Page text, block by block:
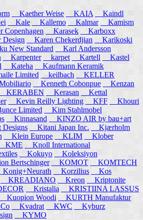
Kaether Weise KAIA
Kaindl
Kale Kallemo Kalmar
Kamism
Karasek
Karboxx
Karen Chekerdjian
Karikoski
New Standard
Karl Andersson
Karpenter karpet Kartell
Kastel
Kateha
Kaufmann Keramik
Limited keilbach
KELLER
Kenneth Cobonpue
Kenzan
KERABEN Kerasan
Kettal
Kevin Reilly Lighting KFF
Khouri
Limited
Kim Stahlmobel
Kinnasand
KINZO AIR by bau+art
Kitani Japan Inc.
Kjærholm
Klein Europe KLIM
Klober
KME
Knoll International
Kokuyo
Koleksiyon
Bertschinger KOMOT
KOMTECH
Korzilius
Kos
KREADIANO Kreon
Kriptonite
Kristalia
KRISTIINA LASSUS
Kuopion Woodi
KURTH Manufaktur
Kvadrat KWC
Kyburz
KYMO